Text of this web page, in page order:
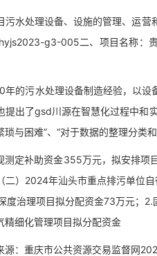
处理设备、设施的管理、运营
g3-005二、项目名称：
污水处理设备制造经验，以设
提出了gsd川源在智慧化过程中和
与困难”、“对于数据的整理分类
补助资金355万元，拟安排项
二）2024年汕头市重点排污单位
度治理项目拟分配资金73万元；
精细化管理项目拟分配资金
：重庆市公共资源交易监督网